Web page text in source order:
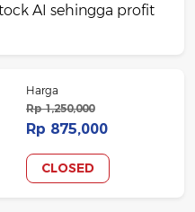
AI sehingga profit
Harga
Rp 1,250,000
Rp 875,000
CLOSED